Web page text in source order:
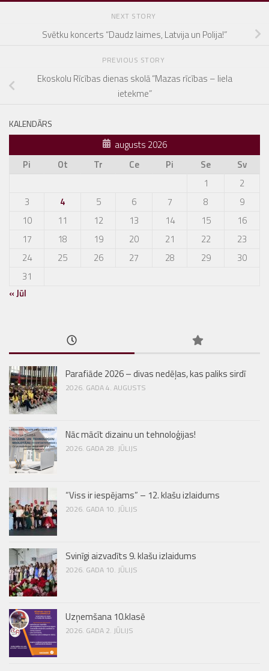
NEXT STORY
Svētku koncerts “Daudz laimes, Latvija un Polija!”
PREVIOUS STORY
Ekoskolu Rīcības dienas skolā “Mazas rīcības – liela
ietekme”
KALENDĀRS
augusts 2026
Pi
Ot Tr Ce Pi Se
Sv
1
2
3
4 5 6 7 8
9
10
11 12 13 14 15
16
17
18 19 20 21 22
23
24
25 26 27 28 29
30
31
« Jūl
Parafiāde 2026 – divas nedēļas, kas paliks sirdī
2026. GADA 4. AUGUSTS
Nāc mācīt dizainu un tehnoloģijas!
2026. GADA 28. JŪLIJS
“Viss ir iespējams” – 12. klašu izlaidums
2026. GADA 10. JŪLIJS
Svinīgi aizvadīts 9. klašu izlaidums
2026. GADA 10. JŪLIJS
Uzņemšana 10.klasē
2026. GADA 2. JŪLIJS